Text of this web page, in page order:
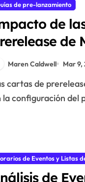
de pre-lanzamiento
de
de
Gathering:
Maren Caldwell Mar 9,
la configuración del
de Eventos y Listas
de